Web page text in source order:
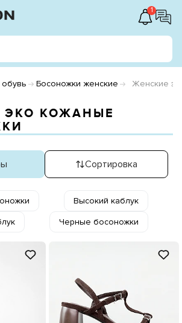
1
Босоножки женские Женские
КОЖАНЫЕ
Сортировка
Высокий каблук
Черные босоножки